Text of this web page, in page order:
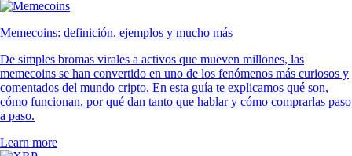
Memecoins: definición, ejemplos y mucho más
De simples bromas virales a activos que mueven millones, las
memecoins se han convertido en uno de los fenómenos más curiosos y
comentados del mundo cripto. En esta guía te explicamos qué son,
cómo funcionan, por qué dan tanto que hablar y cómo comprarlas paso
a paso.
Learn more